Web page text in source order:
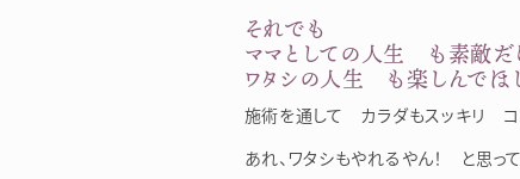
それでも
ママとしての人生 も素敵だ
ワタシの人生 も楽しんでほ
施術を通して カラダもスッキリ コ
あれ、ワタシもやれるやん！ と思っ